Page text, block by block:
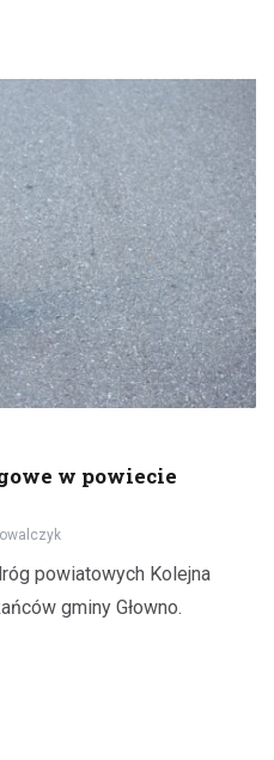
w powiecie
powiatowych Kolejna
gminy Głowno.